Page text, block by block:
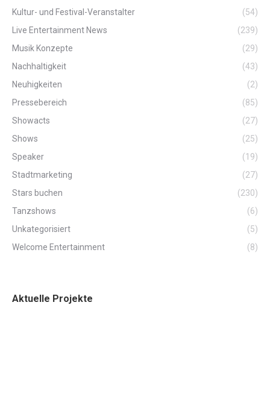
Kultur- und Festival-Veranstalter
(54)
Live Entertainment News
(239)
Musik Konzepte
(29)
Nachhaltigkeit
(43)
Neuhigkeiten
(2)
Pressebereich
(85)
Showacts
(27)
Shows
(25)
Speaker
(19)
Stadtmarketing
(27)
Stars buchen
(230)
Tanzshows
(6)
Unkategorisiert
(5)
Welcome Entertainment
(8)
Aktuelle Projekte